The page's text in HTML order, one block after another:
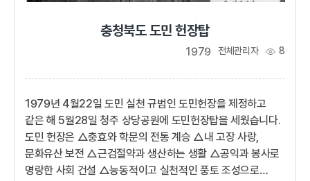
충청북도 도민 헌장탑
전체관리자 8
1979
1979년 4월22일 도민 실천 규범인 도민헌장을 제정하고
같은 해 5월28일 청주 상당공원에 도민헌장탑을 세웠습니다.
도민 헌장은 △충효와 학문의 전통 계승 △내 고장 사랑,
문화유산 보전 △근검절약과 생산하는 생활 △공익과 봉사로
명랑한 사회 건설 △능동적이고 실천적인 풍토 조성으로